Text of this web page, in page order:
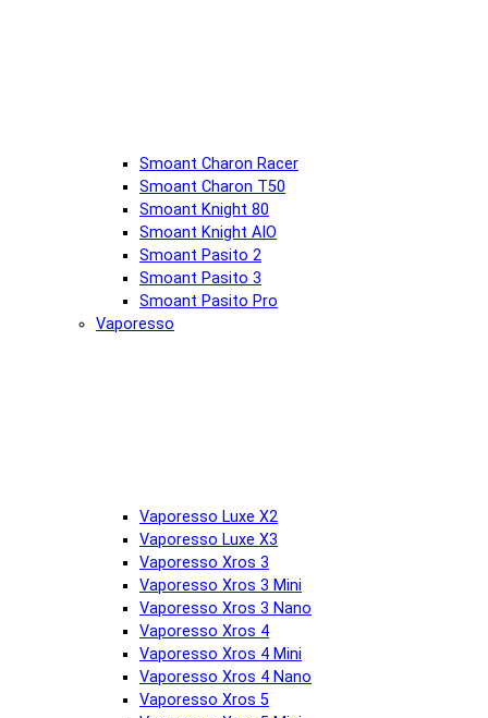
Smoant Charon Racer
Smoant Charon T50
Smoant Knight 80
Smoant Knight AIO
Smoant Pasito 2
Smoant Pasito 3
Smoant Pasito Pro
Vaporesso
Vaporesso Luxe X2
Vaporesso Luxe X3
Vaporesso Xros 3
Vaporesso Xros 3 Mini
Vaporesso Xros 3 Nano
Vaporesso Xros 4
Vaporesso Xros 4 Mini
Vaporesso Xros 4 Nano
Vaporesso Xros 5